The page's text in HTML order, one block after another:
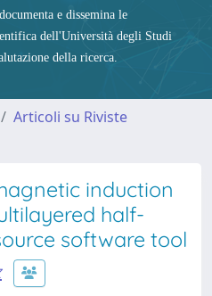
e dissemina le
dell'Università degli Studi
della ricerca.
Articoli su Riviste
induction
half-
software tool